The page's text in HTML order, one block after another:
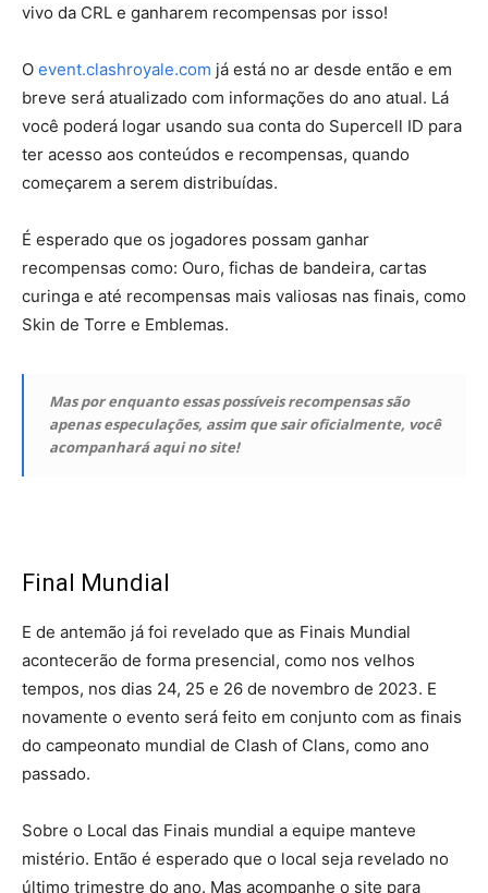
vivo da CRL e ganharem recompensas por isso!
O event.clashroyale.com já está no ar desde então e em
breve será atualizado com informações do ano atual. Lá
você poderá logar usando sua conta do Supercell ID para
ter acesso aos conteúdos e recompensas, quando
começarem a serem distribuídas.
É esperado que os jogadores possam ganhar
recompensas como: Ouro, fichas de bandeira, cartas
curinga e até recompensas mais valiosas nas finais, como
Skin de Torre e Emblemas.
Mas por enquanto essas possíveis recompensas são
apenas especulações, assim que sair oficialmente, você
acompanhará aqui no site!
Final Mundial
E de antemão já foi revelado que as Finais Mundial
acontecerão de forma presencial, como nos velhos
tempos, nos dias 24, 25 e 26 de novembro de 2023. E
novamente o evento será feito em conjunto com as finais
do campeonato mundial de Clash of Clans, como ano
passado.
Sobre o Local das Finais mundial a equipe manteve
mistério. Então é esperado que o local seja revelado no
último trimestre do ano. Mas acompanhe o site para